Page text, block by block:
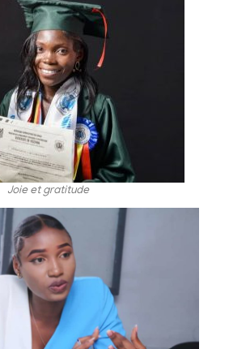
Joie et gratitude